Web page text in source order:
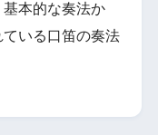
本的な奏法か
いる口笛の奏法